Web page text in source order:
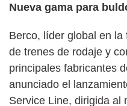
Nueva gama para
Berco, líder global en
de trenes de rodaje y
principales fabricantes
anunciado el
Service Line, dirigida al